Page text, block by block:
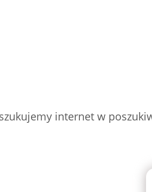
internet w